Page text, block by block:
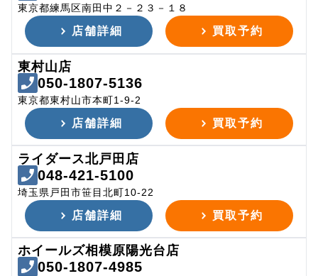
東京都練馬区南田中２－２３－１８
店舗詳細 買取予約
東村山店
050-1807-5136
東京都東村山市本町1-9-2
店舗詳細 買取予約
ライダース北戸田店
048-421-5100
埼玉県戸田市笹目北町10-22
店舗詳細 買取予約
ホイールズ相模原陽光台店
050-1807-4985